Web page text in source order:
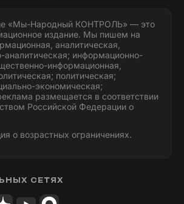
«Мы-Народный КОНТРОЛЬ» — это
издание. Мы пишем на
аналитическая,
аналитическая; информационно-
информационная,
политическая;
экономическая;
размещается в соответствии
Российской Федерации о
о возрастных ограничениях.
СЕТЯХ